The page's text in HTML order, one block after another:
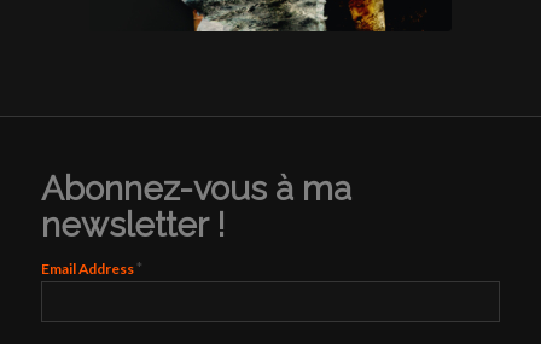
Abonnez-vous à ma
newsletter !
Email Address *